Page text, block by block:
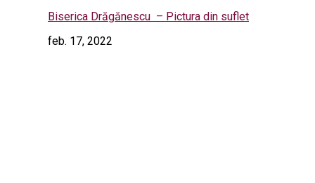
Biserica Drăgănescu – Pictura din suflet
feb. 17, 2022